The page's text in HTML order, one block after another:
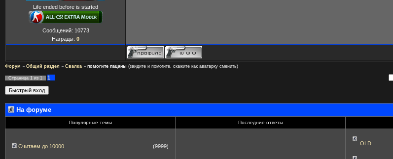
Life ended before is started
Сообщений: 10773
Награды: 0
Форум » Общий раздел » Свалка » помогите пацаны (заидите и помогите, скажите как аватарку сменить)
Страница 1 из 1
1
На форуме
Популярные темы Последние ответы
Считаем до 10000 (9999) OLD